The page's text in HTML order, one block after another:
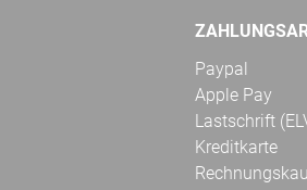
Paypal
Apple Pay
Lastschrift
Kreditkarte